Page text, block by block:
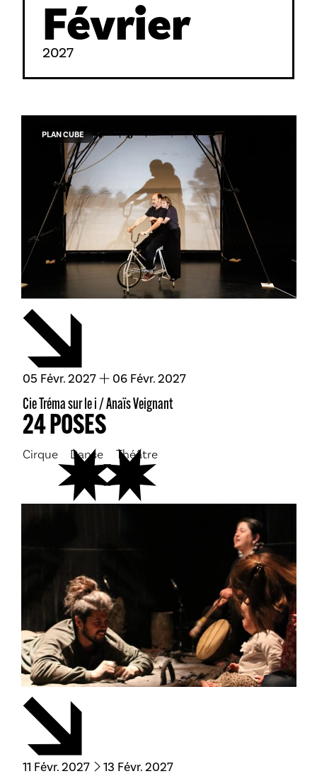
Février
2027
Cie Tréma sur le i / Anaïs Veignant
24 POSES
Cirque Danse Théâtre
du
05 février
Févr. 2027 au
06 février
Févr. 2027
PLAN CUBE
du
11 février
Févr. 2027 au
13 février
Févr. 2027